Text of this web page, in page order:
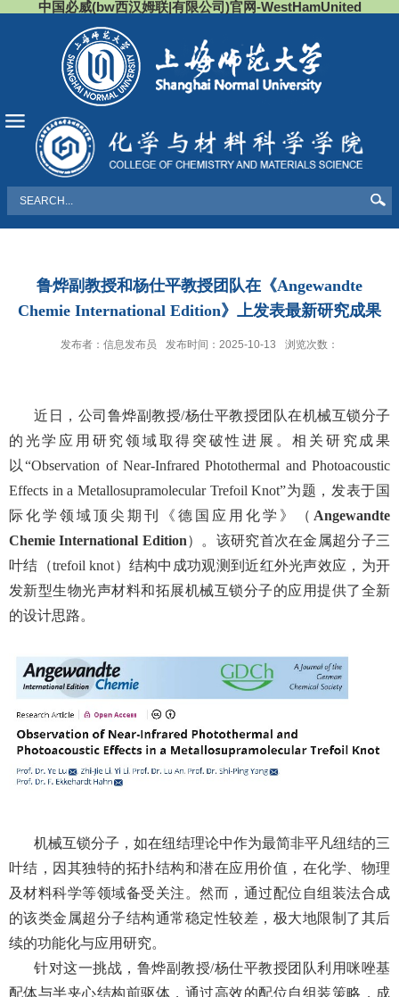
中国必威(bw西汉姆联|有限公司)官网-WestHamUnited
鲁烨副教授和杨仕平教授团队在《Angewandte
Chemie International Edition》上发表最新研究成果
发布者：信息发布员 发布时间：2025-10-13 浏览次数：
近日，公司鲁烨副教授/杨仕平教授团队在机械互锁分子
的光学应用研究领域取得突破性进展。相关研究成果
以“Observation of Near-Infrared Photothermal and Photoacoustic
Effects in a Metallosupramolecular Trefoil Knot”为题，发表于国
际化学领域顶尖期刊《德国应用化学》（ Angewandte
Chemie International Edition）。该研究首次在金属超分子三
叶结（trefoil knot）结构中成功观测到近红外光声效应，为开
发新型生物光声材料和拓展机械互锁分子的应用提供了全新
的设计思路。
机械互锁分子，如在纽结理论中作为最简非平凡纽结的三
叶结，因其独特的拓扑结构和潜在应用价值，在化学、物理
及材料科学等领域备受关注。然而，通过配位自组装法合成
的该类金属超分子结构通常稳定性较差，极大地限制了其后
续的功能化与应用研究。
针对这一挑战，鲁烨副教授/杨仕平教授团队利用咪唑基
配体与半夹心结构前驱体，通过高效的配位自组装策略，成